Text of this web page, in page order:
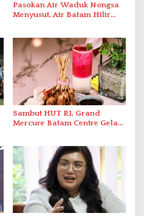
Pasokan Air Waduk Nongsa
Menyusut, Air Batam Hilir
Sambut HUT RI, Grand
Mercure Batam Centre Gelar